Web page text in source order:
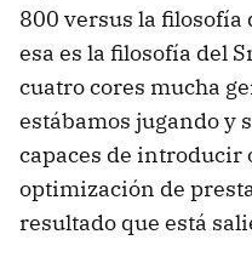
800 versus la
esa es la filosofía del
cuatro cores mucha
estábamos jugando y
capaces de introducir
optimización de
resultado que está